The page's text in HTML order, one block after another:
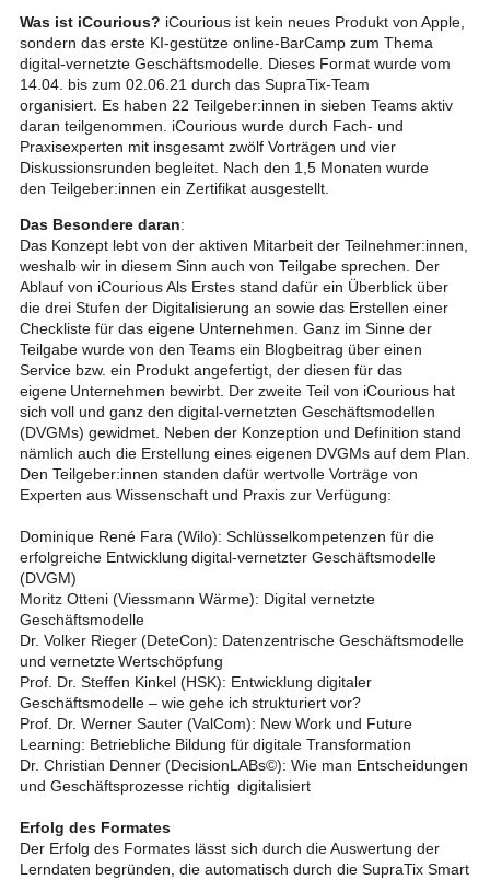
Was ist iCourious? iCourious ist kein neues Produkt von Apple,
sondern das erste KI-gestütze online-BarCamp zum Thema
digital-vernetzte Geschäftsmodelle. Dieses Format wurde vom
14.04. bis zum 02.06.21 durch das SupraTix-Team
organisiert. Es haben 22 Teilgeber:innen in sieben Teams aktiv
daran teilgenommen. iCourious wurde durch Fach- und
Praxisexperten mit insgesamt zwölf Vorträgen und vier
Diskussionsrunden begleitet. Nach den 1,5 Monaten wurde
den Teilgeber:innen ein Zertifikat ausgestellt.
Das Besondere daran:
Das Konzept lebt von der aktiven Mitarbeit der Teilnehmer:innen,
weshalb wir in diesem Sinn auch von Teilgabe sprechen. Der
Ablauf von iCourious Als Erstes stand dafür ein Überblick über
die drei Stufen der Digitalisierung an sowie das Erstellen einer
Checkliste für das eigene Unternehmen. Ganz im Sinne der
Teilgabe wurde von den Teams ein Blogbeitrag über einen
Service bzw. ein Produkt angefertigt, der diesen für das
eigene Unternehmen bewirbt. Der zweite Teil von iCourious hat
sich voll und ganz den digital-vernetzten Geschäftsmodellen
(DVGMs) gewidmet. Neben der Konzeption und Definition stand
nämlich auch die Erstellung eines eigenen DVGMs auf dem Plan.
Den Teilgeber:innen standen dafür wertvolle Vorträge von
Experten aus Wissenschaft und Praxis zur Verfügung:
Dominique René Fara (Wilo): Schlüsselkompetenzen für die
erfolgreiche Entwicklung digital-vernetzter Geschäftsmodelle
(DVGM)​
Moritz Otteni (Viessmann Wärme): Digital vernetzte
Geschäftsmodelle
Dr. Volker Rieger (DeteCon): Datenzentrische Geschäftsmodelle
und vernetzte Wertschöpfung​
Prof. Dr. Steffen Kinkel (HSK): Entwicklung digitaler
Geschäftsmodelle – wie gehe ich strukturiert vor?​
Prof. Dr. Werner Sauter (ValCom): New Work und Future
Learning: Betriebliche Bildung für digitale Transformation​
Dr. Christian Denner (DecisionLABs©): Wie man Entscheidungen
und Geschäftsprozesse richtig digitalisiert
Erfolg des Formates
Der Erfolg des Formates lässt sich durch die Auswertung der
Lerndaten begründen, die automatisch durch die SupraTix Smart